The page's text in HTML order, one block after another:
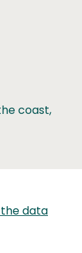
coast,
data